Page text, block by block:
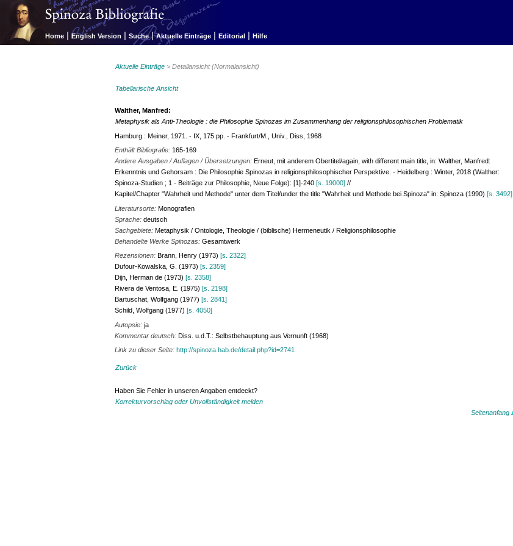
Home | English Version | Suche | Aktuelle Einträge | Editorial | Hilfe
Aktuelle Einträge > Detailansicht (Normalansicht)
Tabellarische Ansicht
Walther, Manfred:
Metaphysik als Anti-Theologie : die Philosophie Spinozas im Zusammenhang der religionsphilosophischen Problematik
Hamburg : Meiner, 1971. - IX, 175 pp. - Frankfurt/M., Univ., Diss, 1968
Enthält Bibliografie: 165-169
Andere Ausgaben / Auflagen / Übersetzungen:Erneut, mit anderem Obertitel/again, with different main title, in: Walther, Manfred:
Erkenntnis und Gehorsam : Die Philosophie Spinozas in religionsphilosophischer Perspektive. - Heidelberg : Winter, 2018 (Walther:
Spinoza-Studien ; 1 - Beiträge zur Philosophie, Neue Folge): [1]-240[s. 19000] //
Kapitel/Chapter "Wahrheit und Methode" unter dem Titel/under the title "Wahrheit und Methode bei Spinoza" in: Spinoza (1990)[s. 3492]
Literatursorte:Monografien
Sprache:deutsch
Sachgebiete:Metaphysik / Ontologie, Theologie / (biblische) Hermeneutik / Religionsphilosophie
Behandelte Werke Spinozas:Gesamtwerk
Rezensionen:Brann, Henry (1973)[s. 2322]
Dufour-Kowalska, G. (1973)[s. 2359]
Dijn, Herman de (1973)[s. 2358]
Rivera de Ventosa, E. (1975)[s. 2198]
Bartuschat, Wolfgang (1977)[s. 2841]
Schild, Wolfgang (1977)[s. 4050]
Autopsie:ja
Kommentar deutsch:Diss. u.d.T.: Selbstbehauptung aus Vernunft (1968)
Link zu dieser Seite:http://spinoza.hab.de/detail.php?id=2741
Zurück
Haben Sie Fehler in unseren Angaben entdeckt?
Korrekturvorschlag oder Unvollständigkeit melden
Seitenanfang